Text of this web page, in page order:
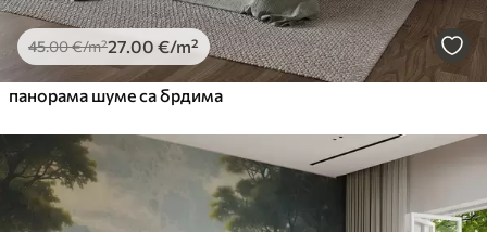
45.00€/m²27 .00 €/m²
панорама шуме са брдима